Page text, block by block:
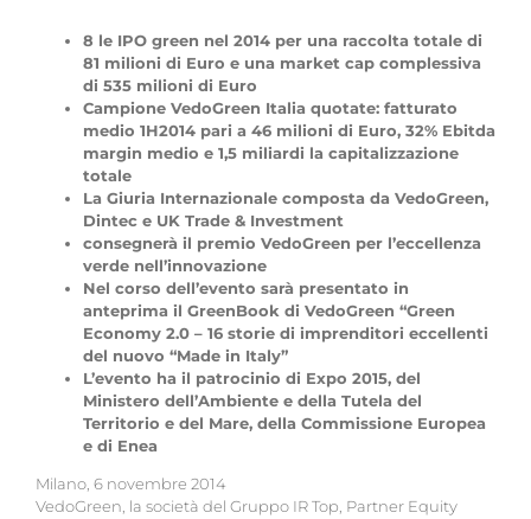
8 le IPO green nel 2014 per una raccolta totale di
81 milioni di Euro e una market cap complessiva
di 535 milioni di Euro
Campione VedoGreen Italia quotate: fatturato
medio 1H2014 pari a 46 milioni di Euro, 32% Ebitda
margin medio e 1,5 miliardi la capitalizzazione
totale
La Giuria Internazionale composta da VedoGreen,
Dintec e UK Trade & Investment
consegnerà il premio VedoGreen per l’eccellenza
verde nell’innovazione
Nel corso dell’evento sarà presentato in
anteprima il GreenBook di VedoGreen “Green
Economy 2.0 – 16 storie di imprenditori eccellenti
del nuovo “Made in Italy”
L’evento ha il patrocinio di Expo 2015, del
Ministero dell’Ambiente e della Tutela del
Territorio e del Mare, della Commissione Europea
e di Enea
Milano, 6 novembre 2014
VedoGreen, la società del Gruppo IR Top, Partner Equity